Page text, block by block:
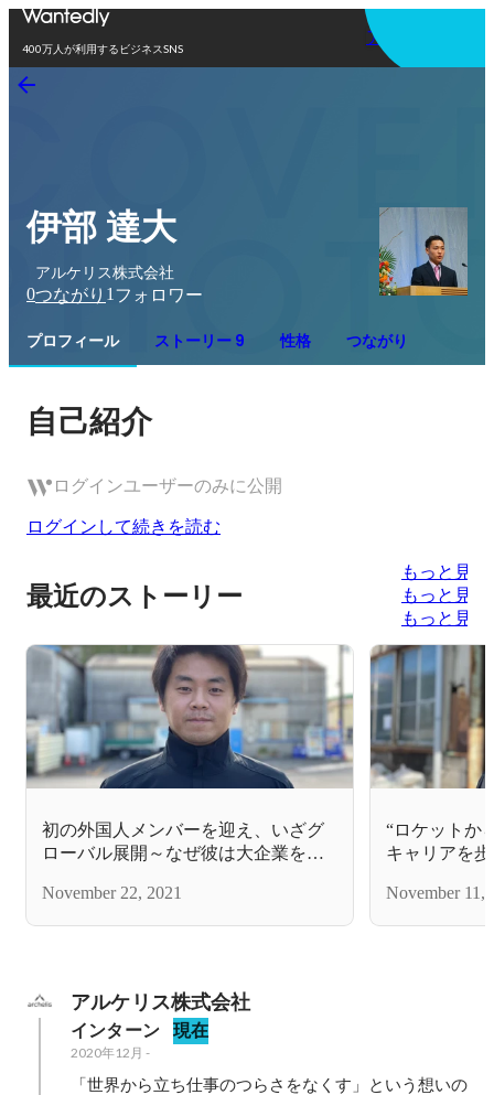
400万人が利用するビジネスSNS
アプリを使う
伊部 達大
アルケリス株式会社
0つながり 1 フォロワー
プロフィール ストーリー 9 性格 つながり
自己紹介
ログインユーザーのみに公開
ログインして続きを読む
最近のストーリー
もっと見る
もっと見る
もっと見る
初の外国人メンバーを迎え、いざグ
ローバル展開～なぜ彼は大企業を捨
November 22, 2021
“ロケットか
キャリアを
November 11,
アルケリス株式会社
インターン 現在
2020年12月 -
「世界から立ち仕事のつらさをなくす」という想いの